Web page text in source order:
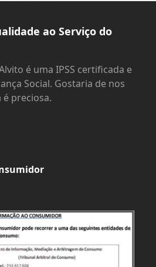
ao Serviço do
é uma IPSS certificada e
Social. Gostaria de nos
é preciosa.